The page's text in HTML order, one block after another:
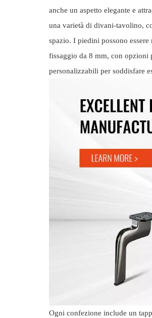
anche un aspetto elegante e
una varietà di divani-tavolino,
spazio. I piedini possono
fissaggio da 8 mm, con opzioni
personalizzabili per soddisfare
Ogni confezione include un